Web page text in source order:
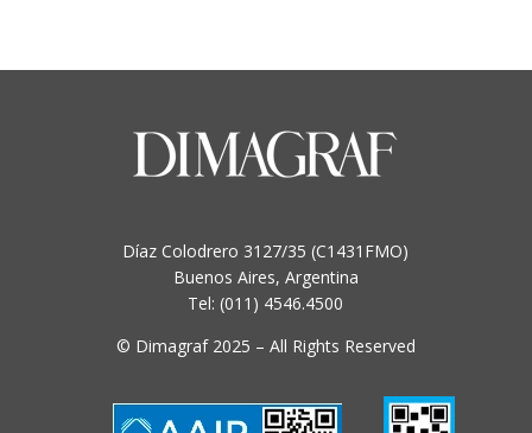
Díaz Colodrero 3127/35 (C1431FMO)
Buenos Aires, Argentina
Tel: (011) 4546.4500
© Dimagraf 2025 – All Rights Reserved